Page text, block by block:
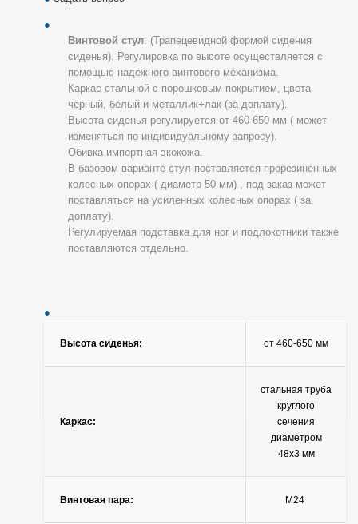
Винтовой стул . (Трапецевидной формой сидения
сиденья). Регулировка по высоте осуществляется с
помощью надёжного винтового механизма.
Каркас стальной с порошковым покрытием, цвета
чёрный, белый и металлик+лак (за доплату).
Высота сиденья регулируется от 460-650 мм ( может
изменяться по индивидуальному запросу).
Обивка импортная экокожа.
В базовом варианте стул поставляется прорезиненных
колесных опорах ( диаметр 50 мм) , под заказ может
поставляться на усиленных колесных опорах ( за
доплату).
Регулируемая подставка для ног и подлокотники также
поставляются отдельно.
Высота сиденья: от 460-650 мм
Каркас:
стальная труба
круглого
сечения
диаметром
48х3 мм
Винтовая пара: М24